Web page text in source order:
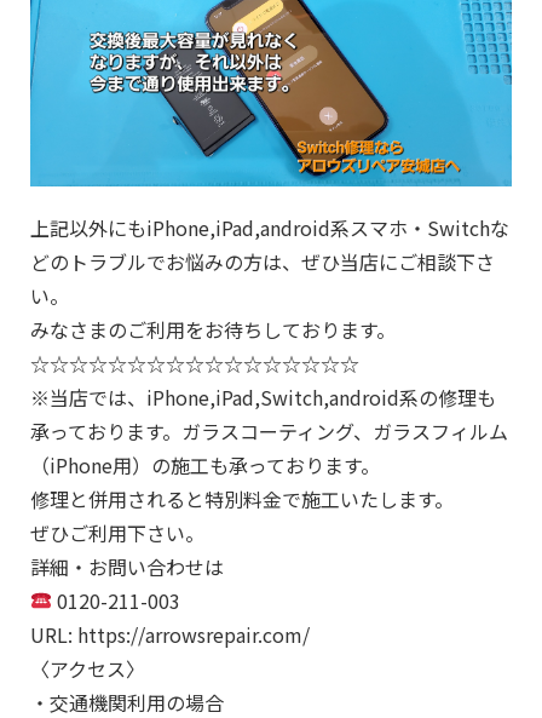
上記以外にもiPhone,iPad,android系スマホ・Switchな
どのトラブルでお悩みの方は、ぜひ当店にご相談下さ
い。
みなさまのご利用をお待ちしております。
☆☆☆☆☆☆☆☆☆☆☆☆☆☆☆☆☆
※当店では、iPhone,iPad,Switch,android系の修理も
承っております。ガラスコーティング、ガラスフィルム
（iPhone用）の施工も承っております。
修理と併用されると特別料金で施工いたします。
ぜひご利用下さい。
詳細・お問い合わせは
0120-211-003
URL: https://arrowsrepair.com/
〈アクセス〉
・交通機関利用の場合